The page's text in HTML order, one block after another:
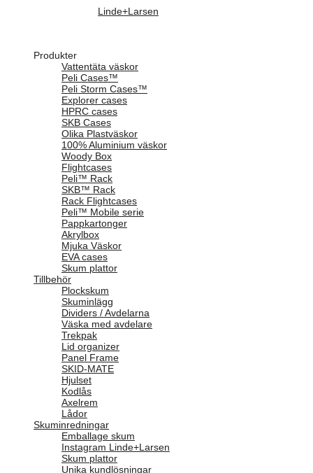
Produkter
Vattentäta väskor
Peli Cases™
Peli Storm Cases™
Explorer cases
HPRC cases
SKB Cases
Olika Plastväskor
100% Aluminium väskor
Woody Box
Flightcases
Peli™ Rack
SKB™ Rack
Rack Flightcases
Peli™ Mobile serie
Pappkartonger
Akrylbox
Mjuka Väskor
EVA cases
Skum plattor
Tillbehör
Plockskum
Skuminlägg
Dividers / Avdelarna
Väska med avdelare
Trekpak
Lid organizer
Panel Frame
SKID-MATE
Hjulset
Kodlås
Axelrem
Lådor
Skuminredningar
Emballage skum
Instagram Linde+Larsen
Skum plattor
Unika kundlösningar